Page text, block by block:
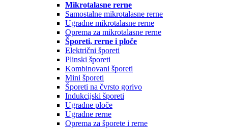
Mikrotalasne rerne
Samostalne mikrotalasne rerne
Ugradne mikrotalasne rerne
Oprema za mikrotalasne rerne
Šporeti, rerne i ploče
Električni šporeti
Plinski šporeti
Kombinovani šporeti
Mini šporeti
Šporeti na čvrsto gorivo
Indukcijski šporeti
Ugradne ploče
Ugradne rerne
Oprema za šporete i rerne